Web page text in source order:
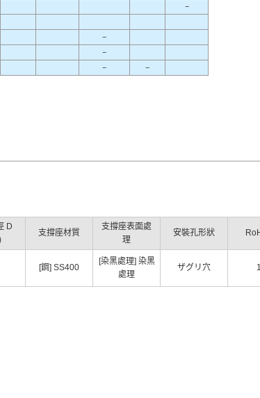
−
−
−
− −
D
支撐座材質
支撐座表面處
理
安裝孔形狀
[鋼] SS400
[染黑處理] 染黑
處理
ザグリ穴